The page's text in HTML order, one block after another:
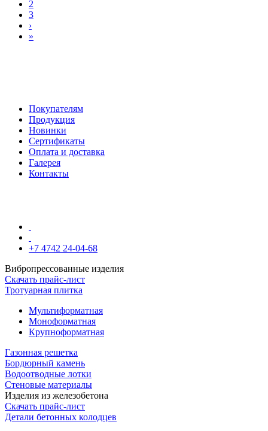
2
3
›
»
Покупателям
Продукция
Новинки
Сертификаты
Оплата и доставка
Галерея
Контакты
+7 4742 24-04-68
Вибропрессованные изделия
Скачать прайс-лист
Тротуарная плитка
Мультиформатная
Моноформатная
Крупноформатная
Газонная решетка
Бордюрный камень
Водоотводные лотки
Стеновые материалы
Изделия из железобетона
Скачать прайс-лист
Детали бетонных колодцев